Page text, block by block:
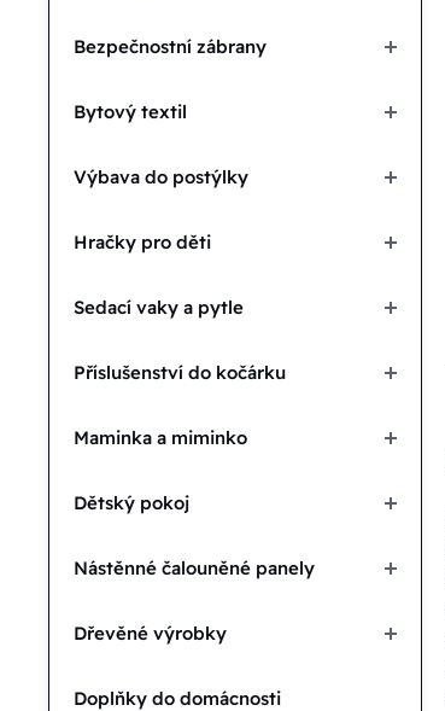
Bezpečnostní zábrany
Bytový textil
Výbava do postýlky
Hračky pro děti
Sedací vaky a pytle
Příslušenství do kočárku
Maminka a miminko
Dětský pokoj
Nástěnné čalouněné panely
Dřevěné výrobky
Doplňky do domácnosti